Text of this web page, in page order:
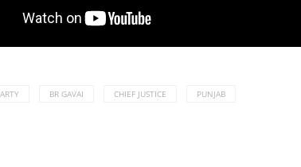
BR GAVAI CHIEF JUSTICE PUNJAB